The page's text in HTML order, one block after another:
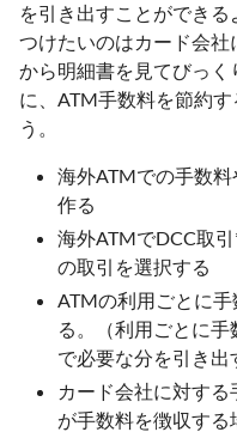
を引き出すことができ
つけたいのはカード会
から明細書を見てびっく
に、ATM手数料を節約
う。
海外ATMでの手数
作る
海外ATMでDCC取
の取引を選択する
ATMの利用ごとに
る。（利用ごとに
で必要な分を引き出
カード会社に対す
が手数料を徴収す